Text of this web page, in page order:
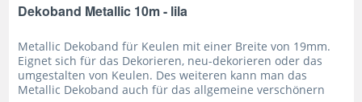
Dekoband Metallic 10m - lila
Metallic Dekoband für Keulen mit einer Breite von 19mm.
Eignet sich für das Dekorieren, neu-dekorieren oder das
umgestalten von Keulen. Des weiteren kann man das
Metallic Dekoband auch für das allgemeine verschönern